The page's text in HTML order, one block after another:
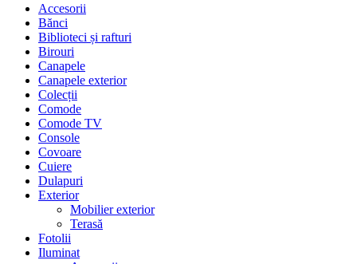
Accesorii
Bănci
Biblioteci și rafturi
Birouri
Canapele
Canapele exterior
Colecții
Comode
Comode TV
Console
Covoare
Cuiere
Dulapuri
Exterior
Mobilier exterior
Terasă
Fotolii
Iluminat